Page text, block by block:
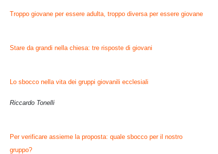
Troppo giovane per essere adulta, troppo diversa per essere giovane
Stare da grandi nella chiesa: tre risposte di giovani
Lo sbocco nella vita dei gruppi giovanili ecclesiali
Riccardo Tonelli
Per verificare assieme la proposta: quale sbocco per il nostro
gruppo?